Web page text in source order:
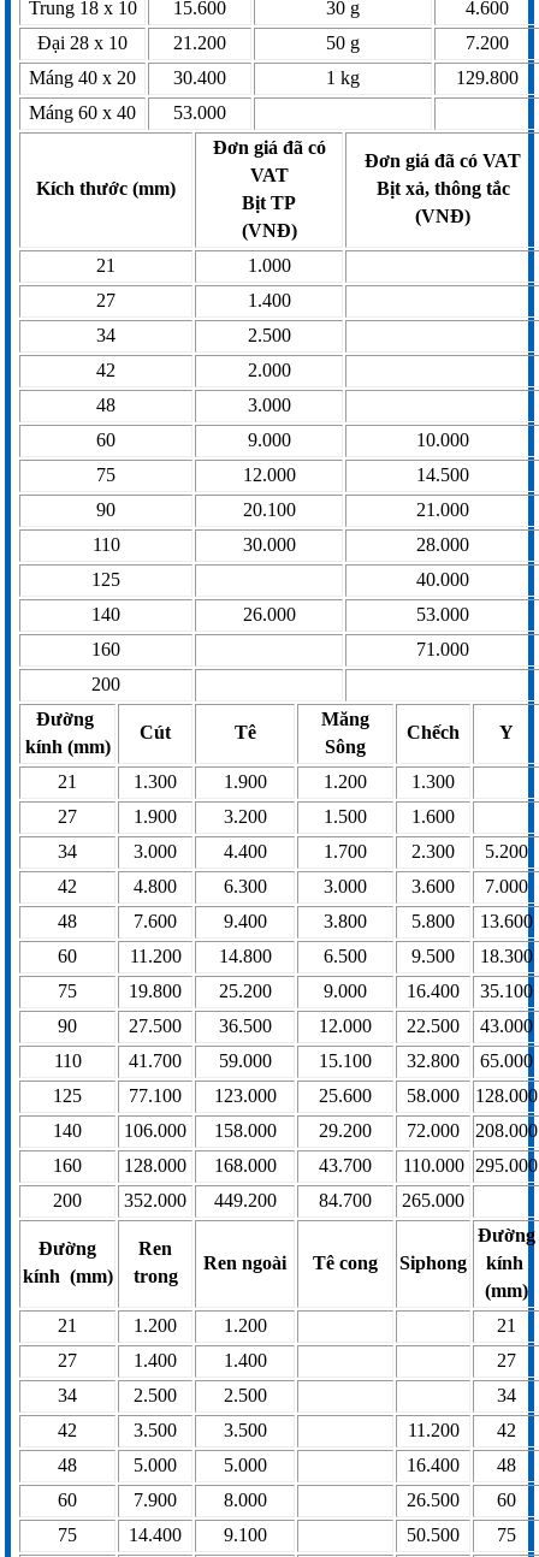
Trung 18 x 10 15.600 30 g
4.600
Đại 28 x 10
21.200 50 g
7.200
Máng 40 x 20
30.400 1 kg
129.800
Máng 60 x 40
53.000
Kích thước (mm)
Đơn giá đã có
VAT
Bịt TP
(VNĐ)
Đơn giá đã có VAT
Bịt xả, thông tắc
(VNĐ)
21
1.000
27
1.400
34
2.500
42
2.000
48
3.000
60
9.000
10.000
75
12.000
14.500
90
20.100
21.000
110
30.000
28.000
125
40.000
140
26.000
53.000
160
71.000
200
Đường
kính (mm)
Cút Tê
Măng
Sông
Chếch Y
21 1.300 1.900 1.200
1.300
27
1.900 3.200 1.500
1.600
34
3.000 4.400 1.700 2.300
5.200
42
4.800 6.300 3.000 3.600
7.000
48
7.600 9.400 3.800 5.800
13.600
60
11.200 14.800 6.500 9.500
18.300
75
19.800 25.200 9.000 16.400
35.100
90
27.500 36.500 12.000 22.500
43.000
110
41.700 59.000 15.100 32.800
65.000
125
77.100 123.000 25.600 58.000
128.000
140
106.000 158.000 29.200 72.000
208.000
160
128.000 168.000 43.700 110.000 295.000
200
352.000 449.200 84.700 265.000
Đường
kính (mm)
Ren
trong
Ren ngoài Tê cong Siphong
Đường
kính
(mm)
21
1.200 1.200
21
27
1.400 1.400
27
34
2.500 2.500
34
42
3.500 3.500 11.200
42
48
5.000 5.000 16.400
48
60
7.900 8.000 26.500
60
75
14.400 9.100 50.500
75